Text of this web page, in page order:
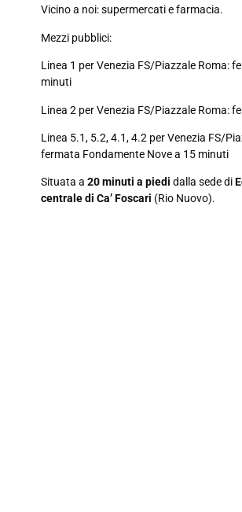
Vicino a noi: supermercati e farmacia.
Mezzi pubblici:
Linea 1 per Venezia FS/Piazzale Roma:
minuti
Linea 2 per Venezia FS/Piazzale Roma:
Linea 5.1, 5.2, 4.1, 4.2 per Venezia FS/
fermata Fondamente Nove a 15 minuti
Situata a 20 minuti a piedi dalla sede di
centrale di Ca’ Foscari (Rio Nuovo).